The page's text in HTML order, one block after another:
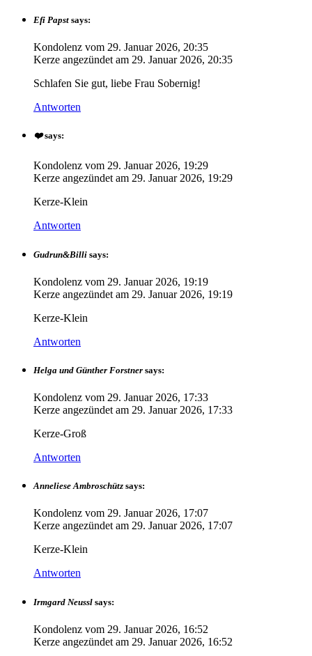
Efi Papst says:
Kondolenz vom 29. Januar 2026, 20:35
Kerze angezündet am 29. Januar 2026, 20:35
Schlafen Sie gut, liebe Frau Sobernig!
Antworten
❤️ says:
Kondolenz vom 29. Januar 2026, 19:29
Kerze angezündet am 29. Januar 2026, 19:29
Kerze-Klein
Antworten
Gudrun&Billi says:
Kondolenz vom 29. Januar 2026, 19:19
Kerze angezündet am 29. Januar 2026, 19:19
Kerze-Klein
Antworten
Helga und Günther Forstner says:
Kondolenz vom 29. Januar 2026, 17:33
Kerze angezündet am 29. Januar 2026, 17:33
Kerze-Groß
Antworten
Anneliese Ambroschütz says:
Kondolenz vom 29. Januar 2026, 17:07
Kerze angezündet am 29. Januar 2026, 17:07
Kerze-Klein
Antworten
Irmgard Neussl says:
Kondolenz vom 29. Januar 2026, 16:52
Kerze angezündet am 29. Januar 2026, 16:52